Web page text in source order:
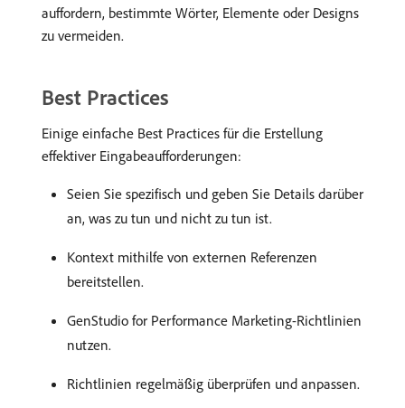
auffordern, bestimmte Wörter, Elemente oder Designs
zu vermeiden.
Best Practices
Einige einfache Best Practices für die Erstellung
effektiver Eingabeaufforderungen:
Seien Sie spezifisch und geben Sie Details darüber
an, was zu tun und nicht zu tun ist.
Kontext mithilfe von externen Referenzen
bereitstellen.
GenStudio for Performance Marketing-Richtlinien
nutzen.
Richtlinien regelmäßig überprüfen und anpassen.